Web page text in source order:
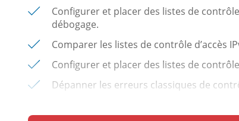
Configurer et placer des listes de
débogage.
Comparer les listes de contrôle d’accès
Configurer et placer des listes de
Dépanner les erreurs classiques de